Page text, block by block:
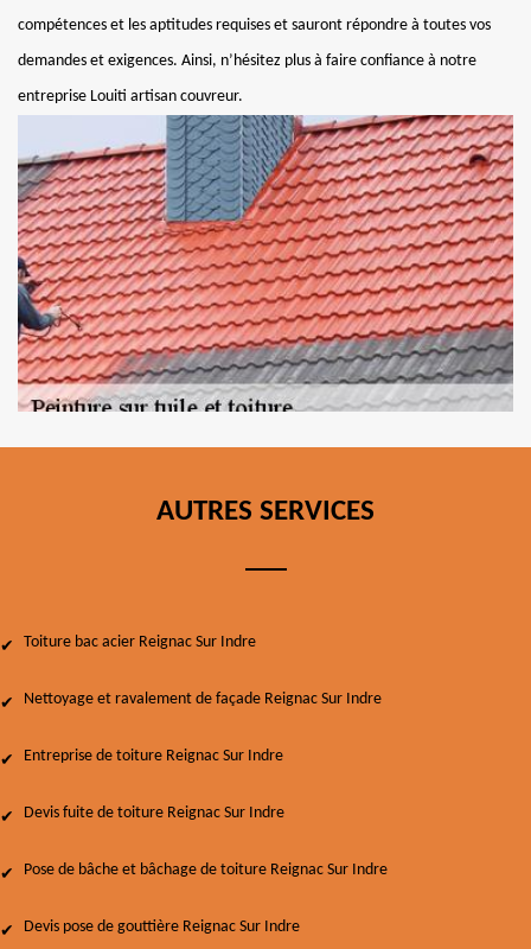
compétences et les aptitudes requises et sauront répondre à toutes vos
demandes et exigences. Ainsi, n’hésitez plus à faire confiance à notre
entreprise Louiti artisan couvreur.
AUTRES SERVICES
Toiture bac acier Reignac Sur Indre
Nettoyage et ravalement de façade Reignac Sur Indre
Entreprise de toiture Reignac Sur Indre
Devis fuite de toiture Reignac Sur Indre
Pose de bâche et bâchage de toiture Reignac Sur Indre
Devis pose de gouttière Reignac Sur Indre